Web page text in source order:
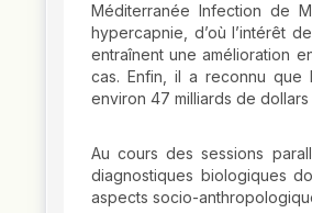
Méditerranée Infection de
hypercapnie, d’où l’intérêt
entraînent une amélioration
cas. Enfin, il a reconnu que
environ 47 milliards de dollars
Au cours des sessions
diagnostiques biologiques
aspects socio-